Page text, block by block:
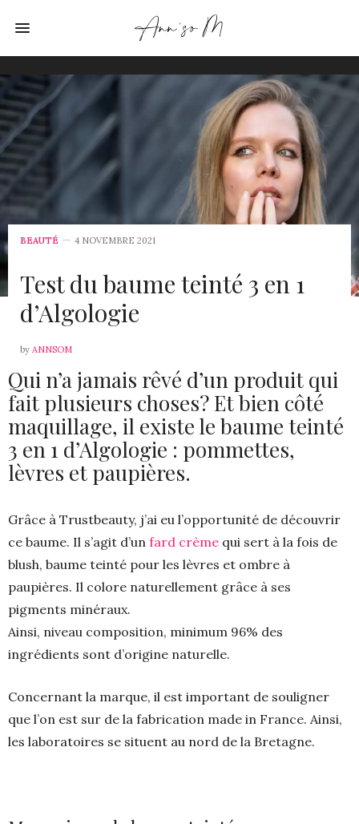
BEAUTÉ 4 NOVEMBRE 2021
Test du baume teinté 3 en 1
d’Algologie
by ANNSOM
Qui n’a jamais rêvé d’un produit qui
fait plusieurs choses? Et bien côté
maquillage, il existe le baume teinté
3 en 1 d’Algologie : pommettes,
lèvres et paupières.
Grâce à Trustbeauty, j’ai eu l’opportunité de découvrir
ce baume. Il s’agit d’un fard crème qui sert à la fois de
blush, baume teinté pour les lèvres et ombre à
paupières. Il colore naturellement grâce à ses
pigments minéraux.
Ainsi, niveau composition, minimum 96% des
ingrédients sont d’origine naturelle.
Concernant la marque, il est important de souligner
que l’on est sur de la fabrication made in France. Ainsi,
les laboratoires se situent au nord de la Bretagne.